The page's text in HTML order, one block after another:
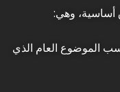
الموضوع العام الذي